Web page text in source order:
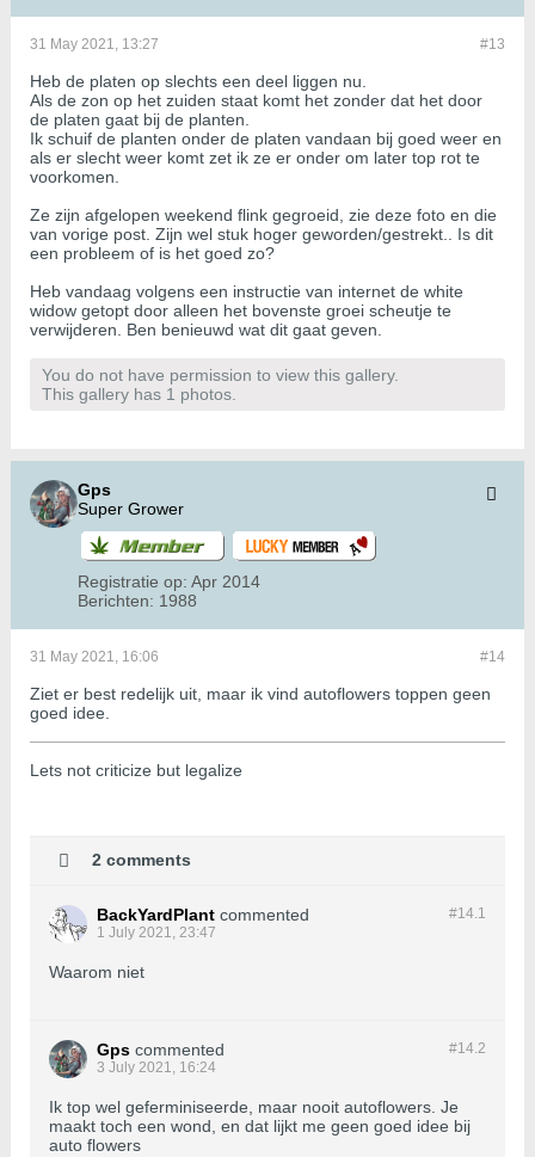
#13
31 May 2021, 13:27
Heb de platen op slechts een deel liggen nu.
Als de zon op het zuiden staat komt het zonder dat het door
de platen gaat bij de planten.
Ik schuif de planten onder de platen vandaan bij goed weer en
als er slecht weer komt zet ik ze er onder om later top rot te
voorkomen.
Ze zijn afgelopen weekend flink gegroeid, zie deze foto en die
van vorige post. Zijn wel stuk hoger geworden/gestrekt.. Is dit
een probleem of is het goed zo?
Heb vandaag volgens een instructie van internet de white
widow getopt door alleen het bovenste groei scheutje te
verwijderen. Ben benieuwd wat dit gaat geven.
You do not have permission to view this gallery.
This gallery has 1 photos.
Gps
Super Grower
Registratie op: Apr 2014
Berichten: 1988
#14
31 May 2021, 16:06
Ziet er best redelijk uit, maar ik vind autoflowers toppen geen
goed idee.
Lets not criticize but legalize
2 comments
#14.1
BackYardPlant commented
1 July 2021, 23:47
Waarom niet
#14.2
Gps commented
3 July 2021, 16:24
Ik top wel geferminiseerde, maar nooit autoflowers. Je
maakt toch een wond, en dat lijkt me geen goed idee bij
auto flowers